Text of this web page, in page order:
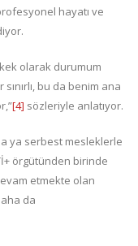
hayatı ve
olarak durumum
bu da benim ana
[4] sözleriyle anlatıyor.
ya serbest mesleklerle
örgütünden birinde
etmekte olan
da